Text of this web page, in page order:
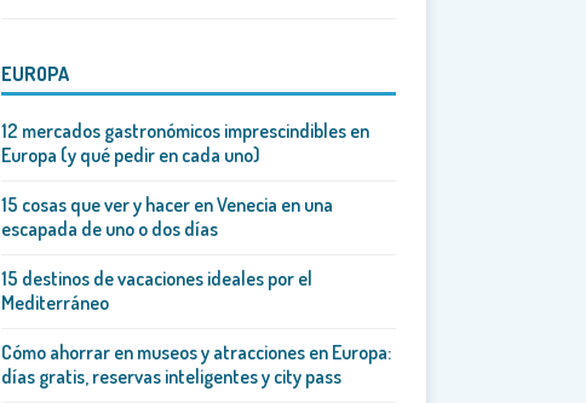
EUROPA
12 mercados gastronómicos imprescindibles en
Europa (y qué pedir en cada uno)
15 cosas que ver y hacer en Venecia en una
escapada de uno o dos días
15 destinos de vacaciones ideales por el
Mediterráneo
Cómo ahorrar en museos y atracciones en Europa:
días gratis, reservas inteligentes y city pass